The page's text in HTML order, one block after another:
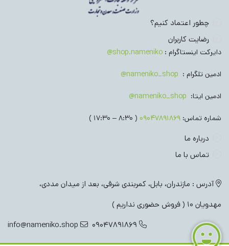
چطور اعتماد کنیم؟
رضایت کاربران
دایرکت اینستاگرام : shop.nameniko@
ادمین تلگرام : nameniko_shop@
ادمین ایتا: nameniko_shop@
شماره تماس: 09047891869
( 8:30 – 17:30 )
درباره ما
تماس با ما
آدرس : مازندران، بابل، کمربندی شرقی، بعد از میدان مددی،
مهدویان 10 ( فروش حضوری نداریم )
09047891869
info@nameniko.shop